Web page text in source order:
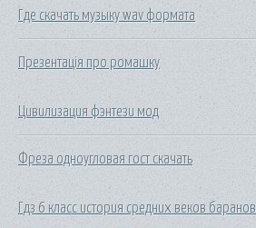
Где скачать музыку wav формата
Презентація про ромашку
Цивилизация фэнтези мод
Фреза одноугловая гост скачать
Гдз 6 класс история средних веков баранов